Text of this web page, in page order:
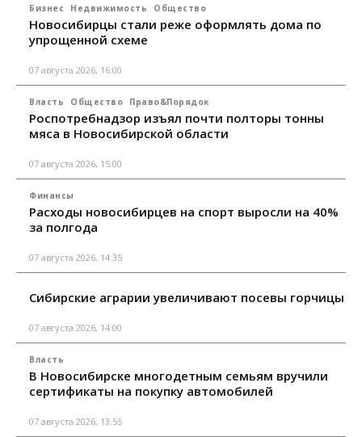
Бизнес Недвижимость Общество
Новосибирцы стали реже оформлять дома по
упрощенной схеме
07 августа 2026, 16:00
Власть Общество Право&Порядок
Роспотребнадзор изъял почти полторы тонны
мяса в Новосибирской области
07 августа 2026, 15:00
Финансы
Расходы новосибирцев на спорт выросли на 40%
за полгода
07 августа 2026, 14:35
Сибирские аграрии увеличивают посевы горчицы
07 августа 2026, 14:00
Власть
В Новосибирске многодетным семьям вручили
сертификаты на покупку автомобилей
07 августа 2026, 13:55